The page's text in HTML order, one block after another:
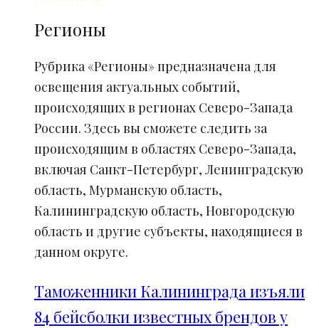
Регионы
Рубрика «Регионы» предназначена для
освещения актуальных событий,
происходящих в регионах Северо-Запада
России. Здесь вы сможете следить за
происходящим в областях Северо-Запада,
включая Санкт-Петербург, Ленинградскую
область, Мурманскую область,
Калининградскую область, Новгородскую
область и другие субъекты, находящиеся в
данном округе.
Таможенники Калининграда изъяли
84 бейсболки известных брендов у